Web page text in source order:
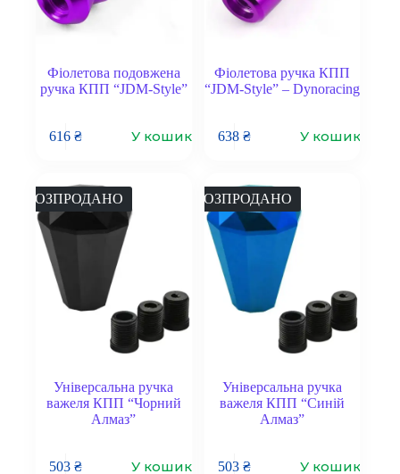
Фіолетова подовжена
ручка КПП “JDM-Style”
616₴ У кошик
Фіолетова ручка КПП
“JDM-Style” – Dynoracing
638 ₴ У кошик
РОЗПРОДАНО
Універсальна ручка
важеля КПП “Чорний
Алмаз”
503₴ У кошик
РОЗПРОДАНО
Універсальна ручка
важеля КПП “Синій
Алмаз”
503 ₴ У кошик